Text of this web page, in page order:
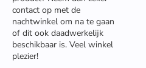
contact op met de
nachtwinkel om na te gaan
of dit ook daadwerkelijk
beschikbaar is. Veel winkel
plezier!